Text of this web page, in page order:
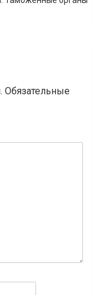
Обязательные